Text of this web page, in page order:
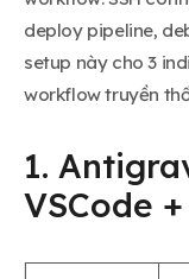
deploy pipeline,
setup này cho 3
workflow truyền
1.
VSCode